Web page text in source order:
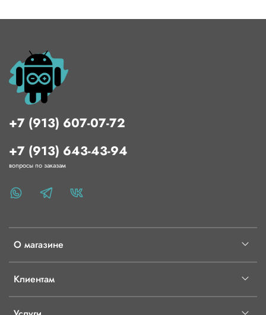
О магазине
Клиентам
+7 (913) 607-07-72
+7 (913) 643-43-94
вопросы по заказам